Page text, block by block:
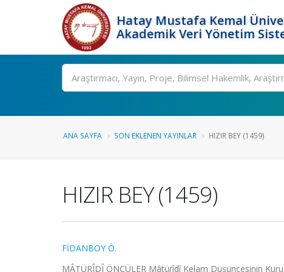
Hatay Mustafa Kemal
Akademik Veri Yönetim
Ara
ANA SAYFA SON EKLENEN YAYINLAR HIZIR BEY (1459)
HIZIR BEY (1459)
FİDANBOY Ö.
MÂTÜRÎDÎ ÖNCÜLER Mâtürîdî Kelam Düşüncesinin